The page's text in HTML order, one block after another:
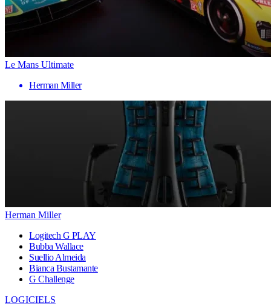
Le Mans Ultimate
Herman Miller
Herman Miller
Logitech G PLAY
Bubba Wallace
Suellio Almeida
Bianca Bustamante
G Challenge
LOGICIELS